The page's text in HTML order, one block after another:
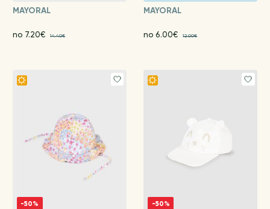
MAYORAL
no 7.20€ 14.40€
MAYORAL
no 6.00€ 12.00€
-50% -50%